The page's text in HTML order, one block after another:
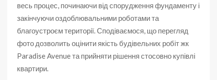
весь процес, починаючи від спорудження фундаменту і
закінчуючи оздоблювальними роботами та
благоустроєм території. Сподіваємося, що перегляд
фото дозволить оцінити якість будівельних робіт жк
Paradise Avenue та прийняти рішення стосовно купівлі
квартири.